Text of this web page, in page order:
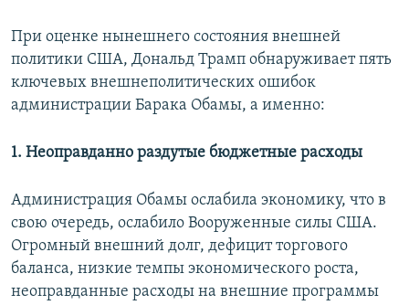
При оценке нынешнего состояния внешней
политики США, Дональд Трамп обнаруживает пять
ключевых внешнеполитических ошибок
администрации Барака Обамы, а именно:
1. Неоправданно раздутые бюджетные расходы
Администрация Обамы ослабила экономику, что в
свою очередь, ослабило Вооруженные силы США.
Огромный внешний долг, дефицит торгового
баланса, низкие темпы экономического роста,
неоправданные расходы на внешние программы